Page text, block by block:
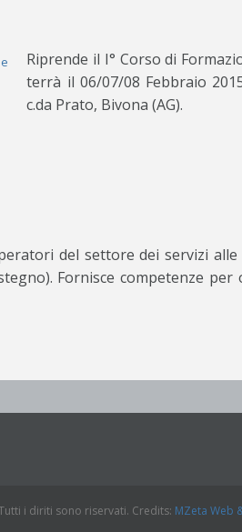
Riprende il I° Corso di
terrà il 06/07/08 Febbraio
c.da Prato, Bivona (AG).
del settore dei servizi
Fornisce competenze
i diriti sono riservati. Credits: MZeta Web